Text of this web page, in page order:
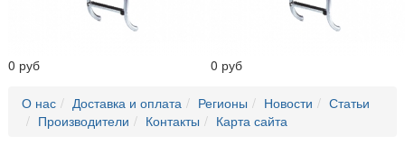
0 руб 0 руб
О нас Доставка и оплата Регионы Новости
Статьи
Производители
Контакты Карта сайта